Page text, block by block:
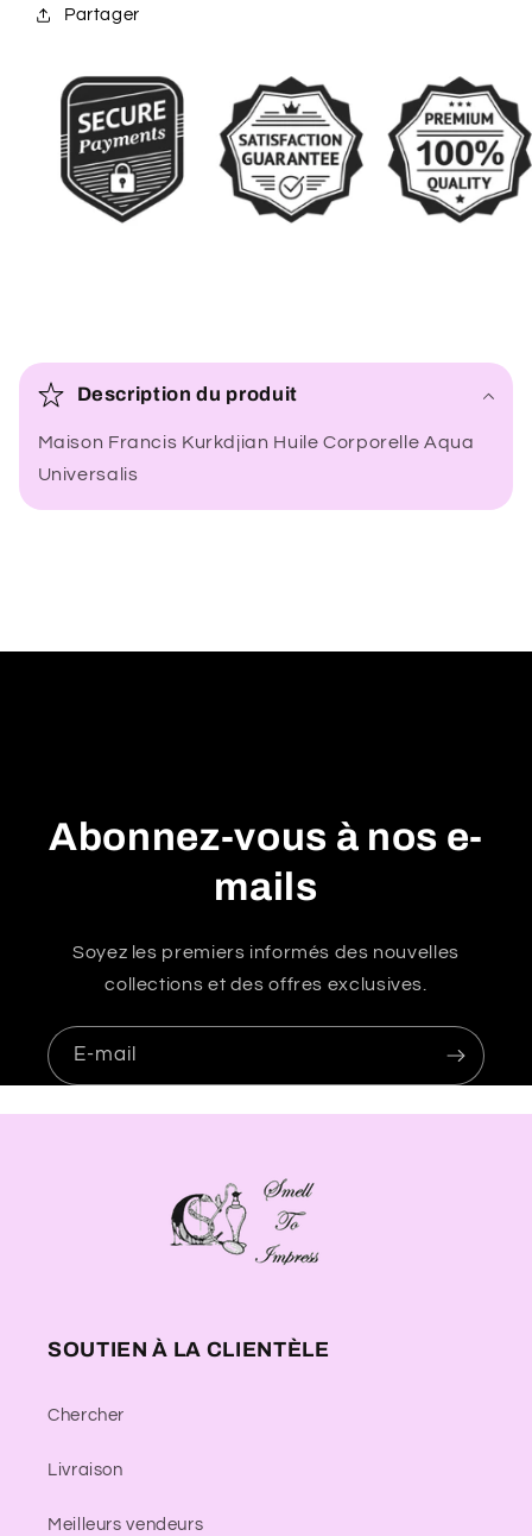
Partager
o
n
d
Description du produit
Maison Francis Kurkdjian Huile Corporelle Aqua
Universalis
Abonnez-vous à nos e-
mails
Soyez les premiers informés des nouvelles
collections et des offres exclusives.
E-mail
SOUTIEN À LA CLIENTÈLE
Chercher
Livraison
Meilleurs vendeurs